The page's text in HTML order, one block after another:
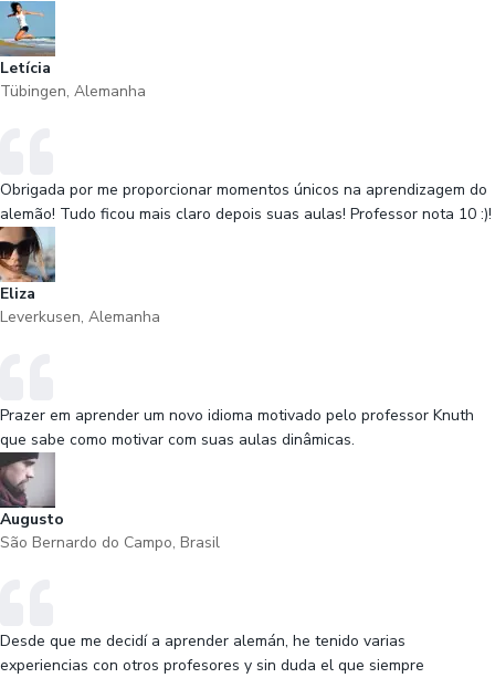
Letícia
Tübingen, Alemanha
Obrigada por me proporcionar momentos únicos na aprendizagem do
alemão! Tudo ficou mais claro depois suas aulas! Professor nota 10 :)!
Eliza
Leverkusen, Alemanha
Prazer em aprender um novo idioma motivado pelo professor Knuth
que sabe como motivar com suas aulas dinâmicas.
Augusto
São Bernardo do Campo, Brasil
Desde que me decidí a aprender alemán, he tenido varias
experiencias con otros profesores y sin duda el que siempre